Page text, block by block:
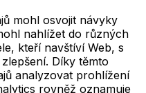
mohl osvojit návyky
nahlížet do různých
kteří navštíví Web, s
Díky těmto
analyzovat prohlížení
rovněž oznamuje